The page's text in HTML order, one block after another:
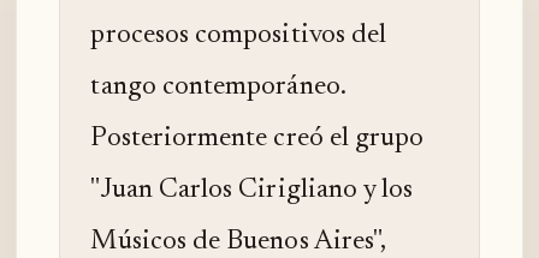
procesos compositivos del
tango contemporáneo.
Posteriormente creó el grupo
"Juan Carlos Cirigliano y los
Músicos de Buenos Aires",